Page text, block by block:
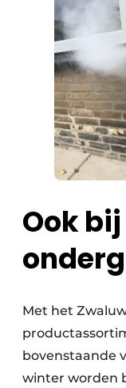
Ook
Met het
bovenstaande
winter worden